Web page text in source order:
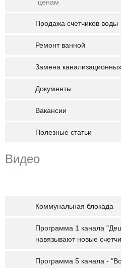
ценам
Продажа счетчиков воды
Ремонт ванной
Замена
Документы
Вакансии
Полезные статьи
Видео
Коммунальная блокада
Программа 1 канала
навязывают новые
Программа 5 канала -